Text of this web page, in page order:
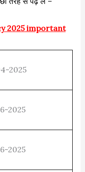
2025 important
2025
2025
2025